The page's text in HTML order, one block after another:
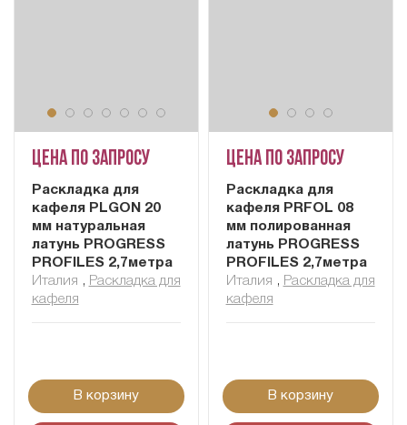
Цена по запросу
Раскладка для
кафеля PLGON 20
мм натуральная
латунь PROGRESS
PROFILES 2,7метра
Италия , Раскладка для
кафеля
В корзину
Цена по запросу
Раскладка для
кафеля PRFOL 08
мм полированная
латунь PROGRESS
PROFILES 2,7метра
Италия , Раскладка для
кафеля
В корзину